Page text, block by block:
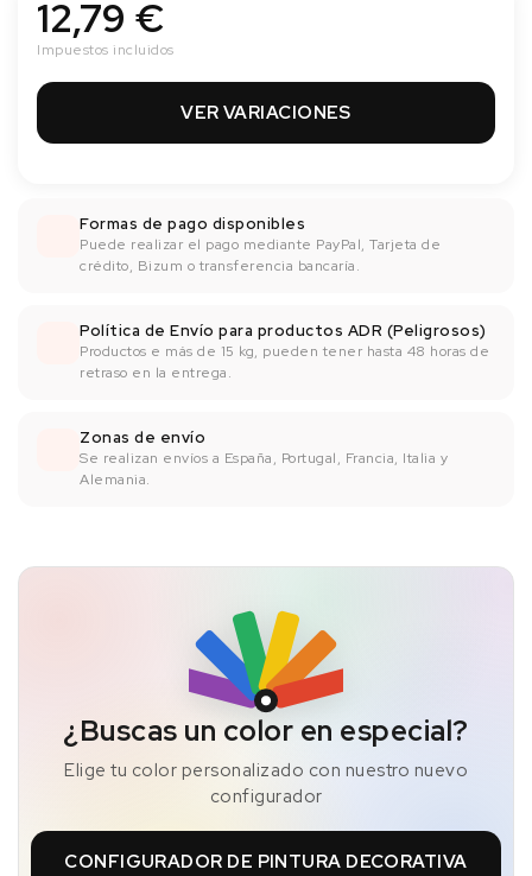
12,79 €
Impuestos incluidos
VER VARIACIONES
Formas de pago disponibles
Puede realizar el pago mediante PayPal, Tarjeta de
crédito, Bizum o transferencia bancaría.
Política de Envío para productos ADR (Peligrosos)
Productos e más de 15 kg, pueden tener hasta 48 horas de
retraso en la entrega.
Zonas de envío
Se realizan envíos a España, Portugal, Francia, Italia y
Alemania.
¿Buscas un color en especial?
Elige tu color personalizado con nuestro nuevo
configurador
CONFIGURADOR DE PINTURA DECORATIVA